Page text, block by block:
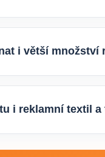
i větší množství
i reklamní textil